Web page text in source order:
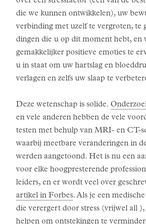
die we kunnen ontwikkelen), uw
verbinding met uzelf te vergroten, te
dingen die u op dit moment hebt, en
gemakkelijker positieve emoties te
u in staat om uw hartslag en
verlagen en zelfs uw slaap te
Deze wetenschap is solide.
en vele anderen hebben de vele
testen met behulp van MRI- en CT-
waarbij meetbare veranderingen in
werden aangetoond. Het is nu een
voor elke hoogpresterende
leiders, en er wordt veel over
artikel in Forbes. Als je een
die verergert door stress (vrijwel all
helpen om ontstekingen te